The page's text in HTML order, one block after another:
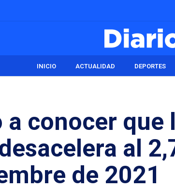
INICIO ACTUALIDAD DEPORTES
a conocer
al
de 2021